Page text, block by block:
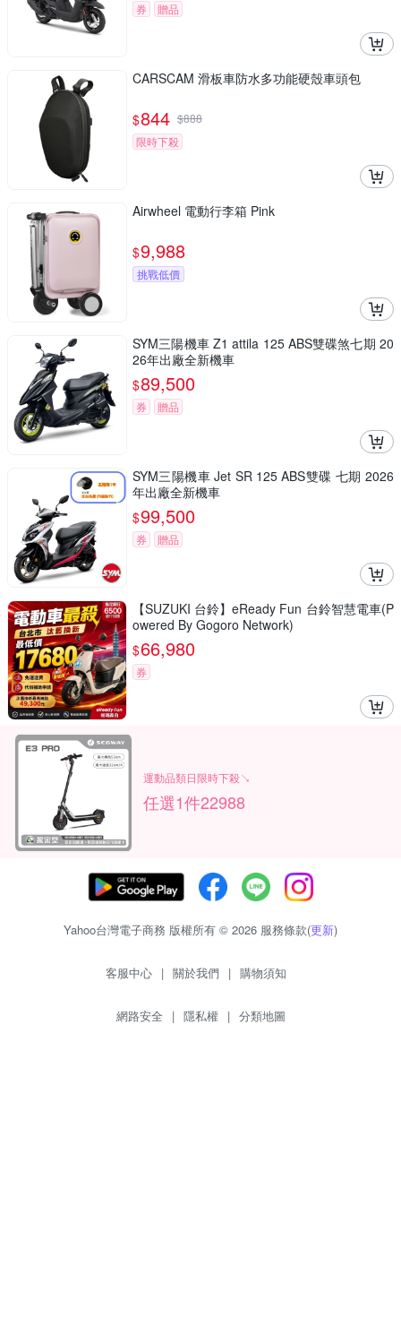
券 贈品
CARSCAM 滑板車防水多功能硬殼車頭包
$844 $888
限時下殺
Airwheel 電動行李箱 Pink
$9,988
挑戰低價
SYM三陽機車 Z1 attila 125 ABS雙碟煞七期 20
26年出廠全新機車
$89,500
券 贈品
SYM三陽機車 Jet SR 125 ABS雙碟 七期 2026
年出廠全新機車
$99,500
券 贈品
【SUZUKI 台鈴】eReady Fun 台鈴智慧電車(P
owered By Gogoro Network)
$66,980
券
運動品類日限時下殺↘
任選1件22988
Yahoo台灣電子商務 版權所有 © 2026 服務條款(更新)
客服中心 | 關於我們 | 購物須知
網路安全 | 隱私權 | 分類地圖